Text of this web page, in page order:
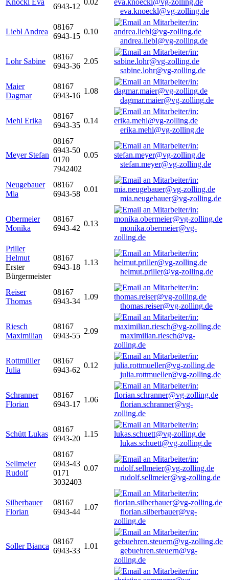
Knöckl Eva
6943-12
0.02
eva.knoeckl@vg-zolling.de
Liebl Andrea
08167
6943-15
0.10
andrea.liebl@vg-zolling.de
Lohr Sabine
08167
6943-36
2.05
sabine.lohr@vg-zolling.de
Maier
Dagmar
08167
6943-16
1.08
dagmar.maier@vg-zolling.de
Mehl Erika
08167
6943-35
0.14
erika.mehl@vg-zolling.de
Meyer Stefan
08167
6943-50
0170
7942402
0.05
stefan.meyer@vg-zolling.de
Neugebauer
Mia
08167
6943-58
0.01
mia.neugebauer@vg-zolling.de
Obermeier
Monika
08167
6943-42
0.13
monika.obermeier@vg-
zolling.de
Priller
Helmut
Erster
Bürgermeister
08167
6943-18
1.13
helmut.priller@vg-zolling.de
Reiser
Thomas
08167
6943-34
1.09
thomas.reiser@vg-zolling.de
Riesch
Maximilian
08167
6943-55
2.09
maximilian.riesch@vg-
zolling.de
Rottmüller
Julia
08167
6943-62
0.12
julia.rottmueller@vg-zolling.de
Schranner
Florian
08167
6943-17
1.06
florian.schranner@vg-
zolling.de
Schütt Lukas
08167
6943-20
1.15
lukas.schuett@vg-zolling.de
Sellmeier
Rudolf
08167
6943-43
0171
3032403
0.07
rudolf.sellmeier@vg-zolling.de
Silberbauer
Florian
08167
6943-44
1.07
florian.silberbauer@vg-
zolling.de
Soller Bianca
08167
6943-33
1.01
gebuehren.steuern@vg-
zolling.de